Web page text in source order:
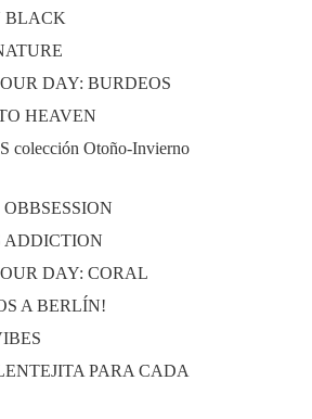
BLACK
DAY: BURDEOS
HEAVEN
colección Otoño-Invierno
ADDICTION
DAY: CORAL
A BERLÍN!
PARA CADA